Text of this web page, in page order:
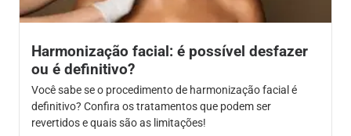
Harmonização facial: é possível desfazer
ou é definitivo?
Você sabe se o procedimento de harmonização facial é
definitivo? Confira os tratamentos que podem ser
revertidos e quais são as limitações!